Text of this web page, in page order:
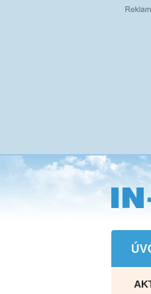
Přejít
na
hlavní
obsah